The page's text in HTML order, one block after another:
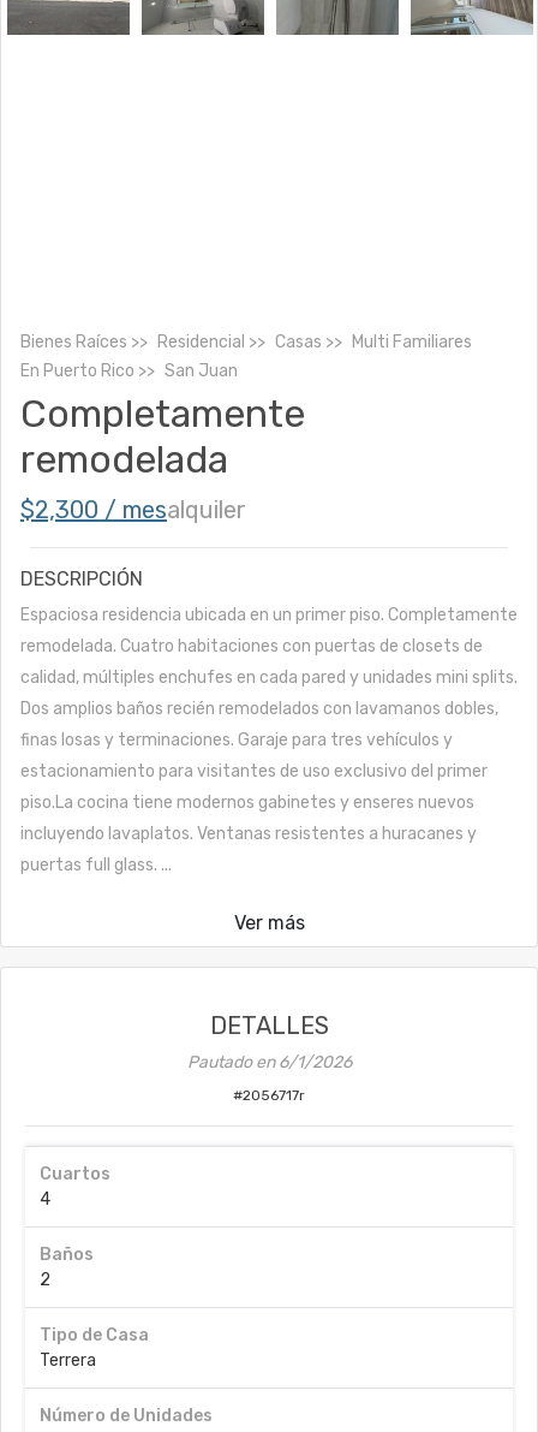
Bienes Raíces Residencial Casas
Multi Familiares
En Puerto Rico San Juan
Completamente
remodelada
$2,300 / mesalquiler
DESCRIPCIÓN
Espaciosa residencia ubicada en un primer piso. Completamente
remodelada. Cuatro habitaciones con puertas de closets de
calidad, múltiples enchufes en cada pared y unidades mini splits.
Dos amplios baños recién remodelados con lavamanos dobles,
finas losas y terminaciones. Garaje para tres vehículos y
estacionamiento para visitantes de uso exclusivo del primer
piso.La cocina tiene modernos gabinetes y enseres nuevos
incluyendo lavaplatos. Ventanas resistentes a huracanes y
puertas full glass. ...
Ver más
DETALLES
Pautado en6/1/2026
#2056717r
Cuartos
4
Baños
2
Tipo de Casa
Terrera
Número de Unidades